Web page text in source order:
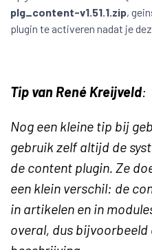
plg_content-v1.51.1.zip,
plugin te activeren nadat je
Tip van René Kreijveld:
Nog een kleine tip bij
gebruik zelf altijd de
de content plugin. Ze
een klein verschil: de
in artikelen en in
overal, dus